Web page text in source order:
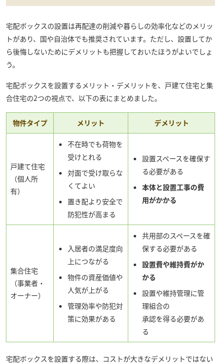
宅配ボックスの設置は再配達の削減や暮らしの効率化などのメリッ
トがあり、国や自治体でも推奨されています。ただし、設置してか
ら後悔しないためにデメリットも把握しておいたほうがよいでしょ
う。
宅配ボックスを設置するメリット・デメリットを、戸建て住宅と集
合住宅の2つの視点で、以下の表にまとめました。
物件タイプ メリット デメリット
戸建て住宅
（個人所
有）
不在時でも荷物を
受けとれる
対面で受け取らな
くてよい
置き配より安全で
防犯性が高まる
設置スペースを確保す
る必要がある
本体と設置工事の費
用がかかる
集合住宅
（事業者・
オーナー）
入居者の満足度向
上につながる
物件の資産価値や
人気が上がる
管理効率や防犯対
策に効果がある
共用部のスペースを確
保する必要がある
設置費や維持費がか
かる
設置や維持管理に管
理組合の
承認を得る必要があ
る
宅配ボックスを設置する際は、コストが大きなデメリットではない